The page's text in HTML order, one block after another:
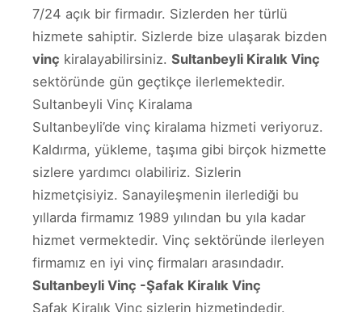
7/24 açık bir firmadır. Sizlerden her türlü
hizmete sahiptir. Sizlerde bize ulaşarak bizden
vinç kiralayabilirsiniz. Sultanbeyli Kiralık Vinç
sektöründe gün geçtikçe ilerlemektedir.
Sultanbeyli Vinç Kiralama
Sultanbeyli’de vinç kiralama hizmeti veriyoruz.
Kaldırma, yükleme, taşıma gibi birçok hizmette
sizlere yardımcı olabiliriz. Sizlerin
hizmetçisiyiz. Sanayileşmenin ilerlediği bu
yıllarda firmamız 1989 yılından bu yıla kadar
hizmet vermektedir. Vinç sektöründe ilerleyen
firmamız en iyi vinç firmaları arasındadır.
Sultanbeyli Vinç -Şafak Kiralık Vinç
Şafak Kiralık Vinç sizlerin hizmetindedir.